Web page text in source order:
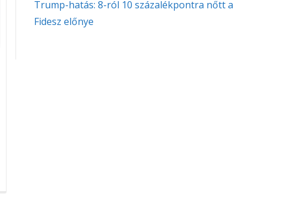
Trump-hatás: 8-ról 10 százalékpontra nőtt a
Fidesz előnye